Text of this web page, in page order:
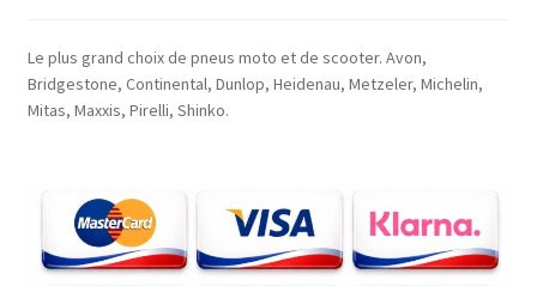
Le plus grand choix de pneus moto et de scooter. Avon,
Bridgestone, Continental, Dunlop, Heidenau, Metzeler, Michelin,
Mitas, Maxxis, Pirelli, Shinko.